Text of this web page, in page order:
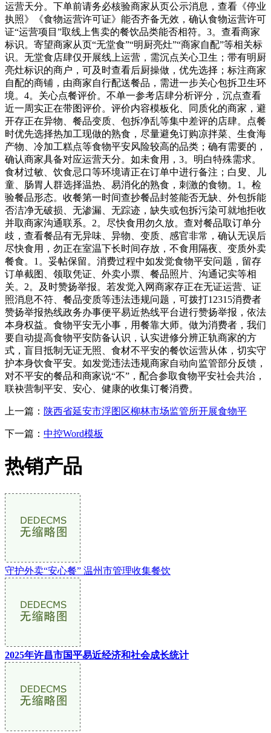
运营天分。下单前请务必核验商家从页公示消息，查看《停业
执照》《食物运营许可证》能否齐备无效，确认食物运营许可
证“运营项目”取线上售卖的餐饮品类能否相符。3。查看商家
标识。寄望商家从页“无堂食”“明厨亮灶”“商家自配”等相关标
识。无堂食店肆仅开展线上运营，需沉点关心卫生；带有明厨
亮灶标识的商户，可及时查看后厨操做，优先选择；标注商家
自配的商铺，由商家自行配送餐品，需进一步关心包拆卫生环
境。4。关心点餐评价。不单一参考店肆分析评分，沉点查看
近一周实正在带图评价。评价内容模板化、同质化的商家，避
开存正在异物、餐品变质、包拆净乱等集中差评的店肆。点餐
时优先选择热加工现做的熟食，尽量避免订购凉拌菜、生食海
产物、冷加工糕点等食物平安风险较高的品类；确有需要的，
确认商家具备对应运营天分。如未食用，3。明白特殊需求。
食材过敏、饮食忌口等环境请正在订单中进行备注；白叟、儿
童、肠胃人群选择温热、易消化的熟食，刺激的食物。1。检
验餐品形态。收餐第一时间查抄餐品封签能否无缺、外包拆能
否洁净无破损、无渗漏、无踪迹，缺失或包拆污染可就地拒收
并取商家沟通联系。2。尽快食用勿久放。查对餐品取订单分
歧，查看餐品有无异味、异物、变质、感官非常，确认无误后
尽快食用，勿正在室温下长时间存放，不食用隔夜、变质外卖
餐食。1。妥帖保留。消费过程中如发觉食物平安问题，留存
订单截图、领取凭证、外卖小票、餐品照片、沟通记实等相
关。2。及时赞扬举报。若发觉入网商家存正在无证运营、证
照消息不符、餐品变质等违法违规问题，可拨打12315消费者
赞扬举报热线政务办事便平易近热线平台进行赞扬举报，依法
本身权益。食物平安无小事，用餐靠大师。做为消费者，我们
要自动提高食物平安防备认识，认实进修分辨正轨商家的方
式，盲目抵制无证无照、食材不平安的餐饮运营从体，切实守
护本身饮食平安。如发觉违法违规商家自动向监管部分反馈，
对不平安的餐品和商家说“不”，配合参取食物平安社会共治，
联袂营制平安、安心、健康的收集订餐消费。
上一篇： 陕西省延安市浮图区柳林市场监管所开展食物平
下一篇： 中控Word模板
热销产品
守护外卖“安心餐” 温州市管理收集餐饮
2025年许昌市国平易近经济和社会成长统计